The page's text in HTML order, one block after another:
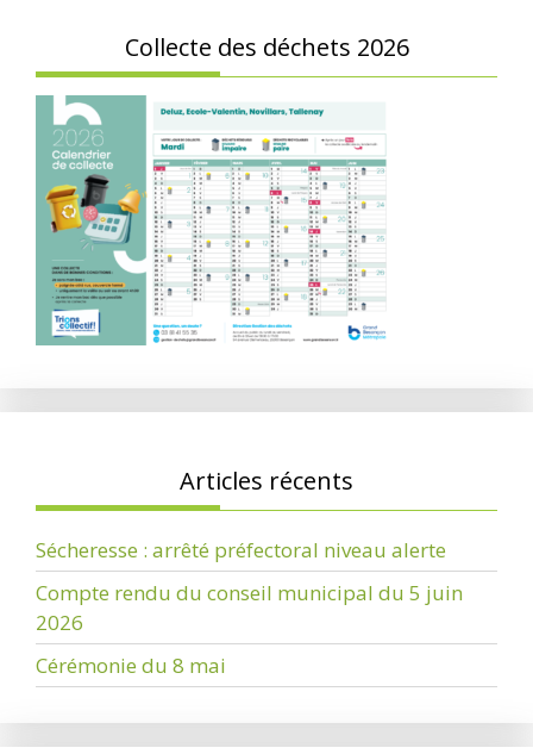
Collecte des déchets 2026
Articles récents
Sécheresse : arrêté préfectoral niveau alerte
Compte rendu du conseil municipal du 5 juin
2026
Cérémonie du 8 mai